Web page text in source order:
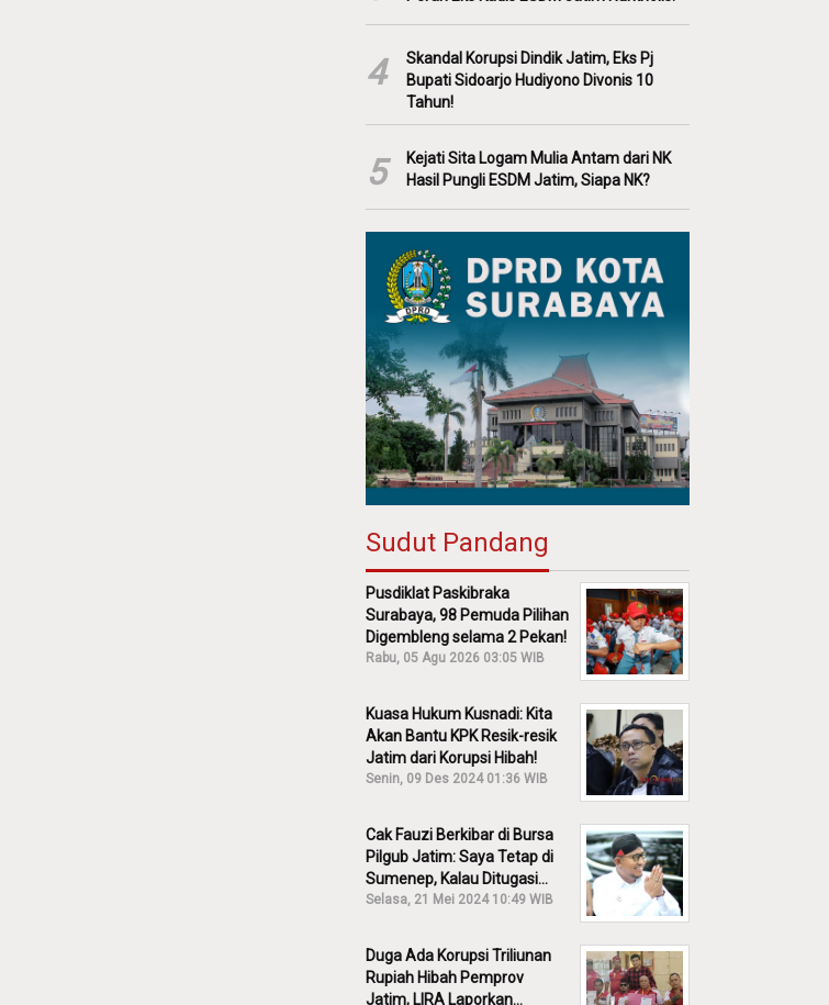
4
Skandal Korupsi Dindik Jatim, Eks Pj
Bupati Sidoarjo Hudiyono Divonis 10
Tahun!
5
Kejati Sita Logam Mulia Antam dari NK
Hasil Pungli ESDM Jatim, Siapa NK?
Sudut Pandang
Pusdiklat Paskibraka
Surabaya, 98 Pemuda Pilihan
Digembleng selama 2 Pekan!
Rabu, 05 Agu 2026 03:05 WIB
Kuasa Hukum Kusnadi: Kita
Akan Bantu KPK Resik-resik
Jatim dari Korupsi Hibah!
Senin, 09 Des 2024 01:36 WIB
Cak Fauzi Berkibar di Bursa
Pilgub Jatim: Saya Tetap di
Sumenep, Kalau Ditugasi
Partai Lain Cerita!
Selasa, 21 Mei 2024 10:49 WIB
Duga Ada Korupsi Triliunan
Rupiah Hibah Pemprov
Jatim, LIRA Laporkan